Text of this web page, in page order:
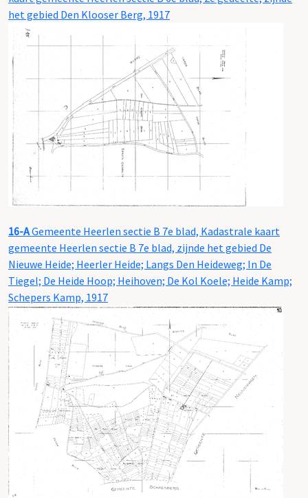
het gebied Den Klooser Berg, 1917
16-AGemeente Heerlen sectie B 7e blad, Kadastrale kaart
gemeente Heerlen sectie B 7e blad, zijnde het gebied De
Nieuwe Heide; Heerler Heide; Langs Den Heideweg; In De
Tiegel; De Heide Hoop; Heihoven; De Kol Koele; Heide Kamp;
Schepers Kamp, 1917